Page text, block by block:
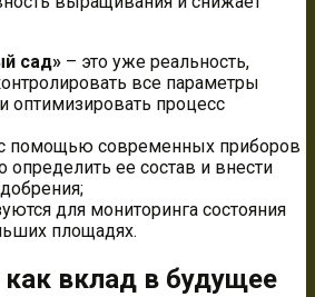
сад» – это уже реальность,
все параметры
оптимизировать процесс
помощью современных приборов
определить ее состав и внести
для мониторинга состояния
площадях.
вклад в будущее